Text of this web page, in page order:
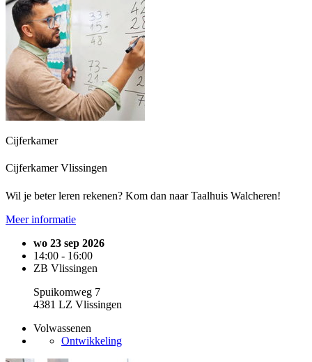
Cijferkamer
Cijferkamer Vlissingen
Wil je beter leren rekenen? Kom dan naar Taalhuis Walcheren!
Meer informatie
wo 23 sep 2026
14:00 - 16:00
ZB Vlissingen
Spuikomweg 7
4381 LZ Vlissingen
Volwassenen
Ontwikkeling